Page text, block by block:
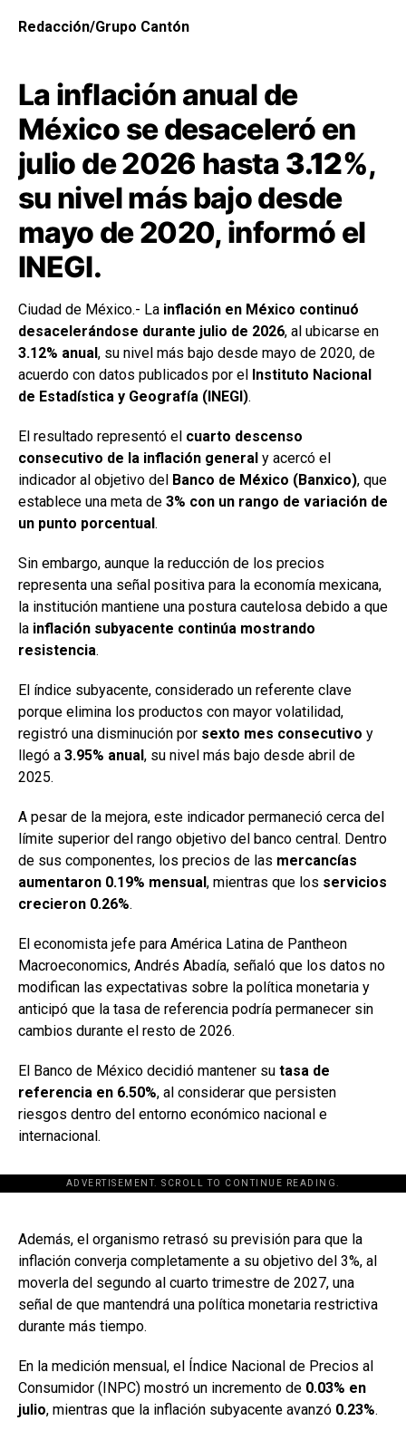
Redacción/Grupo Cantón
La inflación anual de
México se desaceleró en
julio de 2026 hasta 3.12%,
su nivel más bajo desde
mayo de 2020, informó el
INEGI.
Ciudad de México.- La inflación en México continuó
desacelerándose durante julio de 2026, al ubicarse en
3.12% anual, su nivel más bajo desde mayo de 2020, de
acuerdo con datos publicados por el Instituto Nacional
de Estadística y Geografía (INEGI).
El resultado representó el cuarto descenso
consecutivo de la inflación general y acercó el
indicador al objetivo del Banco de México (Banxico), que
establece una meta de 3% con un rango de variación de
un punto porcentual.
Sin embargo, aunque la reducción de los precios
representa una señal positiva para la economía mexicana,
la institución mantiene una postura cautelosa debido a que
la inflación subyacente continúa mostrando
resistencia.
El índice subyacente, considerado un referente clave
porque elimina los productos con mayor volatilidad,
registró una disminución por sexto mes consecutivo y
llegó a 3.95% anual, su nivel más bajo desde abril de
2025.
A pesar de la mejora, este indicador permaneció cerca del
límite superior del rango objetivo del banco central. Dentro
de sus componentes, los precios de las mercancías
aumentaron 0.19% mensual, mientras que los servicios
crecieron 0.26%.
El economista jefe para América Latina de Pantheon
Macroeconomics, Andrés Abadía, señaló que los datos no
modifican las expectativas sobre la política monetaria y
anticipó que la tasa de referencia podría permanecer sin
cambios durante el resto de 2026.
El Banco de México decidió mantener su tasa de
referencia en 6.50%, al considerar que persisten
riesgos dentro del entorno económico nacional e
internacional.
ADVERTISEMENT. SCROLL TO CONTINUE READING.
[adsforwp id="243463"]
Además, el organismo retrasó su previsión para que la
inflación converja completamente a su objetivo del 3%, al
moverla del segundo al cuarto trimestre de 2027, una
señal de que mantendrá una política monetaria restrictiva
durante más tiempo.
En la medición mensual, el Índice Nacional de Precios al
Consumidor (INPC) mostró un incremento de 0.03% en
julio, mientras que la inflación subyacente avanzó 0.23%.